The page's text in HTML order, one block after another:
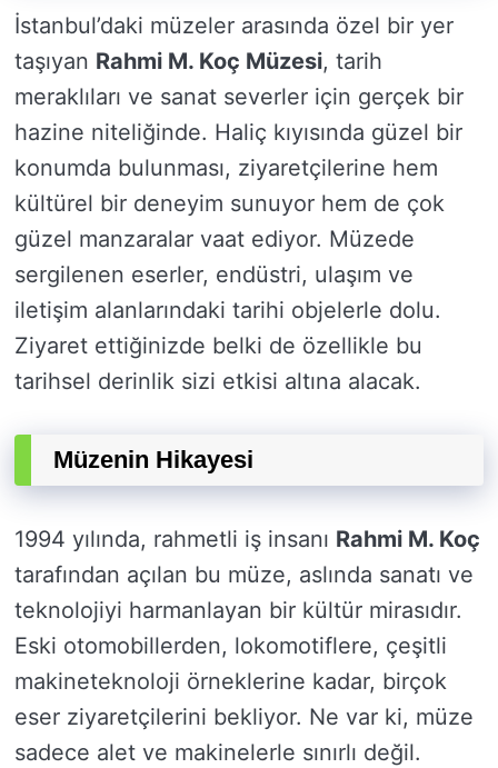
İstanbul’daki müzeler arasında özel bir yer
taşıyan Rahmi M. Koç Müzesi, tarih
meraklıları ve sanat severler için gerçek bir
hazine niteliğinde. Haliç kıyısında güzel bir
konumda bulunması, ziyaretçilerine hem
kültürel bir deneyim sunuyor hem de çok
güzel manzaralar vaat ediyor. Müzede
sergilenen eserler, endüstri, ulaşım ve
iletişim alanlarındaki tarihi objelerle dolu.
Ziyaret ettiğinizde belki de özellikle bu
tarihsel derinlik sizi etkisi altına alacak.
Müzenin Hikayesi
1994 yılında, rahmetli iş insanı Rahmi M. Koç
tarafından açılan bu müze, aslında sanatı ve
teknolojiyi harmanlayan bir kültür mirasıdır.
Eski otomobillerden, lokomotiflere, çeşitli
makineteknoloji örneklerine kadar, birçok
eser ziyaretçilerini bekliyor. Ne var ki, müze
sadece alet ve makinelerle sınırlı değil.